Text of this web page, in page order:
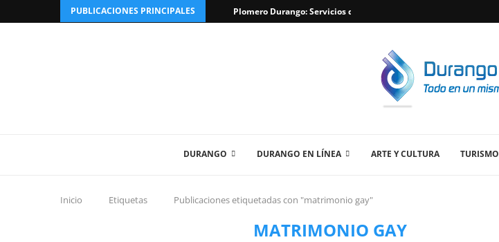
PUBLICACIONES PRINCIPALES Plomero Durango: Servicios de Plomería Confiables en Durango,...
DURANGO DURANGO EN LÍNEA ARTE Y CULTURA TURISMO
Inicio Etiquetas Publicaciones etiquetadas con "matrimonio gay"
MATRIMONIO GAY